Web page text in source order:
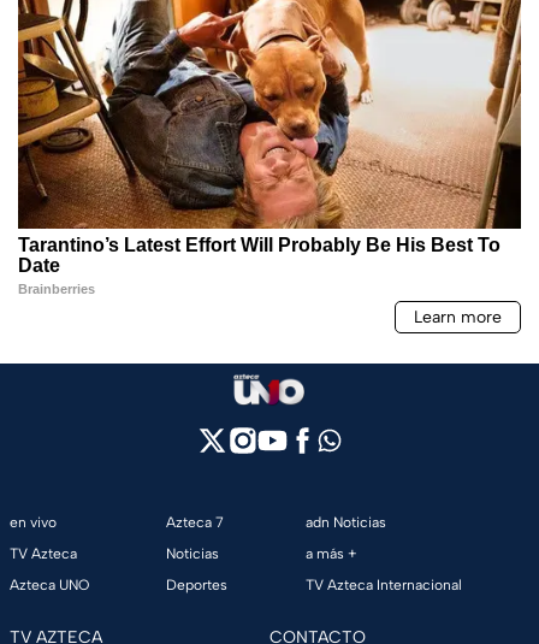
en vivo
TV Azteca
Azteca UNO
Azteca 7
Noticias
Deportes
adn Noticias
a más +
TV Azteca Internacional
TV AZTECA CONTACTO